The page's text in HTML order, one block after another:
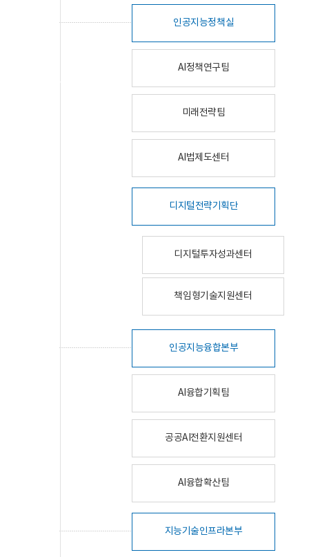
인공지능정책실
AI정책연구팀
미래전략팀
AI법제도센터
디지털전략기획단
디지털투자성과센터
책임형기술지원센터
인공지능융합본부
AI융합기획팀
공공AI전환지원센터
AI융합확산팀
지능기술인프라본부